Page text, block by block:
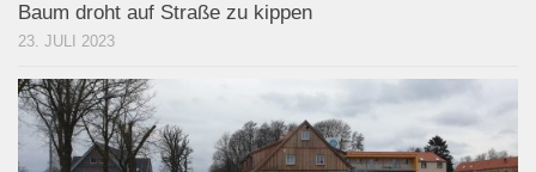
Baum droht auf Straße zu kippen
23. JULI 2023